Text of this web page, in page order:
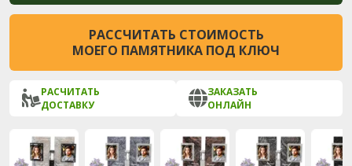
РАССЧИТАТЬ СТОИМОСТЬ
МОЕГО ПАМЯТНИКА ПОД КЛЮЧ
РАСЧИТАТЬ
ДОСТАВКУ
ЗАКАЗАТЬ
ОНЛАЙН